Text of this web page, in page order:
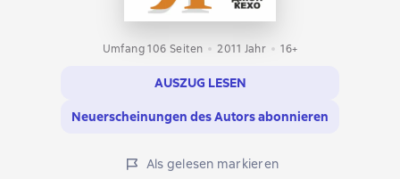
Umfang 106 Seiten 2011 Jahr 16+
AUSZUG LESEN
Neuerscheinungen des Autors abonnieren
Als gelesen markieren